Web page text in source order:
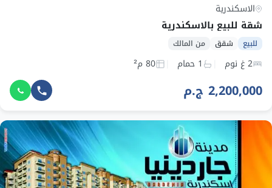
الاسكندرية
شقة للبيع بالاسكندرية
للبيع شقق من المالك
2 غ نوم 1 حمام 80 م²
2,200,000 ج.م